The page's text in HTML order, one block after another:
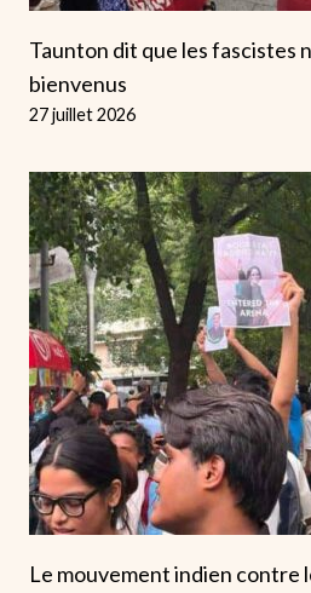
Taunton dit que les fascistes
bienvenus
27 juillet 2026
Le mouvement indien contre